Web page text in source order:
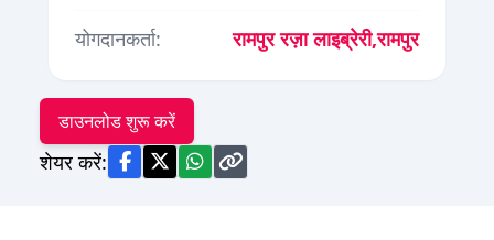
योगदानकर्ता:
रामपुर रज़ा लाइब्रेरी,रामपुर
डाउनलोड शुरू करें
शेयर करें: